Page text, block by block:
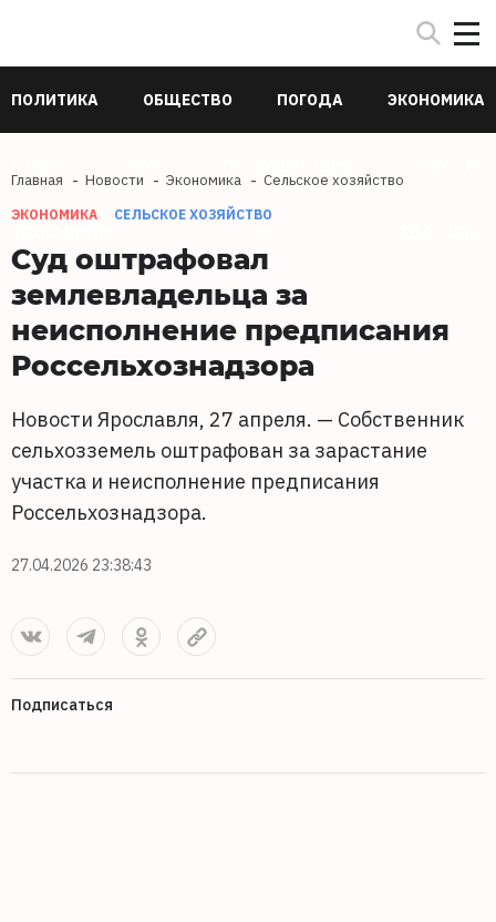
ПОЛИТИКА ОБЩЕСТВО ПОГОДА ЭКОНОМИКА
Главная Новости Экономика Сельское хозяйство
ЭКОНОМИКА СЕЛЬСКОЕ ХОЗЯЙСТВО
Суд оштрафовал
землевладельца за
неисполнение предписания
Россельхознадзора
Новости Ярославля, 27 апреля. — Собственник
сельхозземель оштрафован за зарастание
участка и неисполнение предписания
Россельхознадзора.
27.04.2026 23:38:43
Подписаться